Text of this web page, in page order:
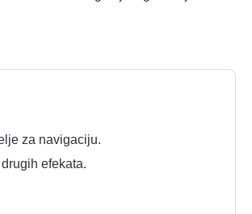
za navigaciju.
efekata.